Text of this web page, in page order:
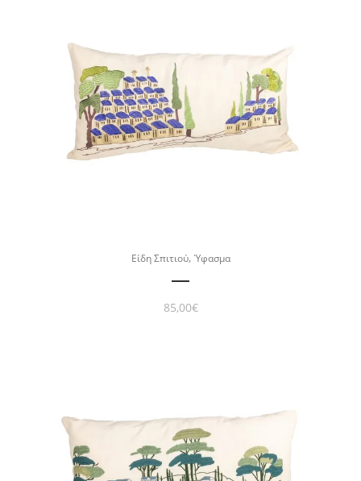
Είδη Σπιτιού, Ύφασμα
85,00€